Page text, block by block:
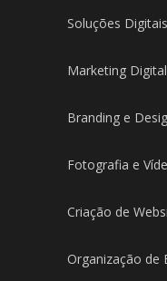
Soluções Digitais
Marketing Digital
Branding e
Fotografia e
Criação de
Organização de